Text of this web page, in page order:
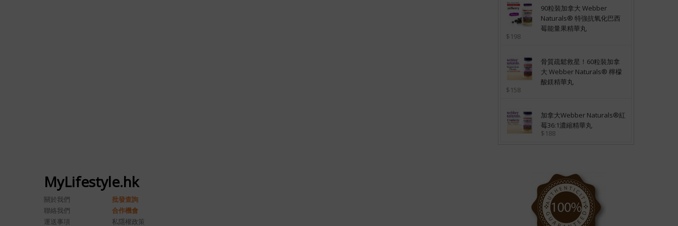
90粒裝加拿大 Webber
Naturals® 特強抗氧化巴西
莓能量果精華丸
$198
骨質疏鬆救星！60粒裝加拿
大 Webber Naturals® 檸檬
酸鎂精華丸
$158
加拿大Webber Naturals®紅
莓36:1濃縮精華丸
$188
MyLifestyle.hk
關於我們
批發查詢
聯絡我們
合作機會
運送事項
私隱權政策